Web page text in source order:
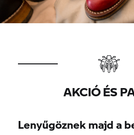
AKCIÓ ÉS
Lenyűgöznek majd a